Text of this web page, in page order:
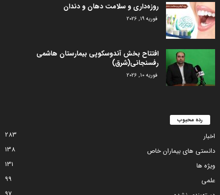
روزه‌داری و سلامت دهان و دندان
فوریه 19, 2026
افتتاح بخش آندوسکوپی بیمارستان هاشمی
رفسنجانی(شرق)
فوریه 10, 2026
رده محبوب
اخبار
283
دانستی های بیماران خاص
138
ویژه ها
131
علمی
99